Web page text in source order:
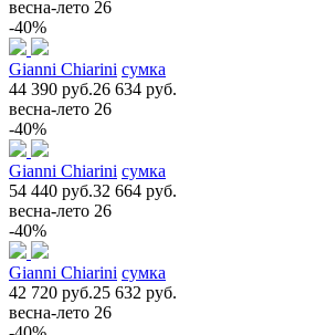
весна-лето 26
-40%
Gianni Chiarini сумка
44 390 руб.26 634 руб.
весна-лето 26
-40%
Gianni Chiarini сумка
54 440 руб.32 664 руб.
весна-лето 26
-40%
Gianni Chiarini сумка
42 720 руб.25 632 руб.
весна-лето 26